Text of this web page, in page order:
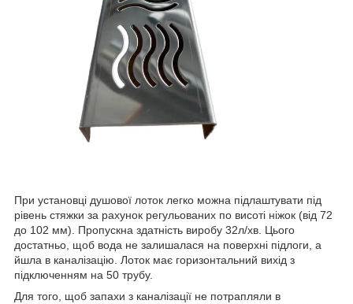
При установці душової лоток легко можна підлаштувати під
рівень стяжки за рахунок регульованих по висоті ніжок (від 72
до 102 мм). Пропускна здатність виробу 32л/хв. Цього
достатньо, щоб вода не залишалася на поверхні підлоги, а
йшла в каналізацію. Лоток має горизонтальний вихід з
підключенням на 50 трубу.
Для того, щоб запахи з каналізації не потрапляли в